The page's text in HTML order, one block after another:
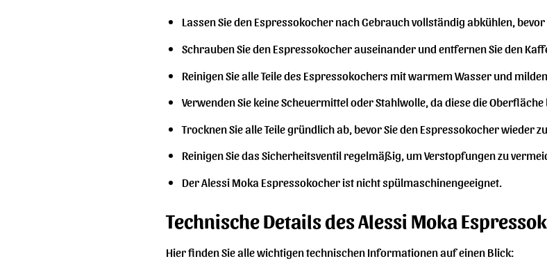
Lassen Sie den Espressokocher nach Gebrauch vollständig abkühlen,
Schrauben Sie den Espressokocher auseinander und entfernen Sie den
Reinigen Sie alle Teile des Espressokochers mit warmem Wasser und
Verwenden Sie keine Scheuermittel oder Stahlwolle, da diese die
Trocknen Sie alle Teile gründlich ab, bevor Sie den Espressokocher wieder
Reinigen Sie das Sicherheitsventil regelmäßig, um Verstopfungen zu
Der Alessi Moka Espressokocher ist nicht spülmaschinengeeignet.
Technische Details des Alessi Moka
Hier finden Sie alle wichtigen technischen Informationen auf einen Blick: